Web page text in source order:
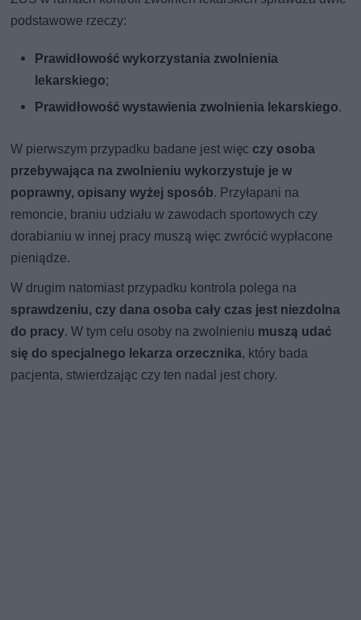
podstawowe rzeczy:
Prawidłowość wykorzystania zwolnienia
lekarskiego;
Prawidłowość wystawienia zwolnienia lekarskiego.
W pierwszym przypadku badane jest więc czy osoba
przebywająca na zwolnieniu wykorzystuje je w
poprawny, opisany wyżej sposób. Przyłapani na
remoncie, braniu udziału w zawodach sportowych czy
dorabianiu w innej pracy muszą więc zwrócić wypłacone
pieniądze.
W drugim natomiast przypadku kontrola polega na
sprawdzeniu, czy dana osoba cały czas jest niezdolna
do pracy. W tym celu osoby na zwolnieniu muszą udać
się do specjalnego lekarza orzecznika, który bada
pacjenta, stwierdzając czy ten nadal jest chory.